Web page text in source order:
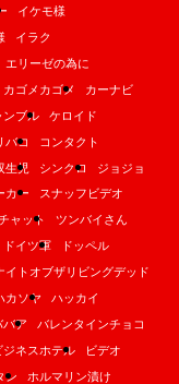
イケモ様
イラク
エリーゼの為に
カゴメカゴメ
カーナビ
ンブル
ケロイド
バコ
コンタクト
生児 シンクロ
ジョジョ
カー
スナッフビデオ
ャット
ツンバイさん
ドイツ軍
ドッペル
イトオブザリビングデッド
カソヤ
ハッカイ
バア
バレンタインチョコ
ジネスホテル
ビデオ
ン
ホルマリン漬け